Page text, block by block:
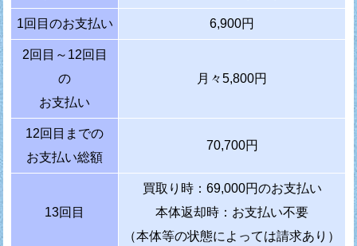
1回目のお支払い 6,900円
2回目～12回目
の
お支払い
月々5,800円
12回目までの
お支払い総額
70,700円
13回目
買取り時：69,000円のお支払い
本体返却時：お支払い不要
（本体等の状態によっては請求あり）